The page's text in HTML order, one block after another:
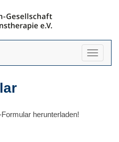
anzeigen
herunterladen!